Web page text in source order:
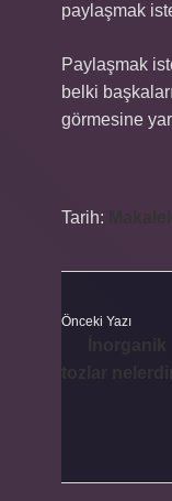
paylaşmak
Paylaşmak
belki
görmesine
Tarih:
Önceki Yazı